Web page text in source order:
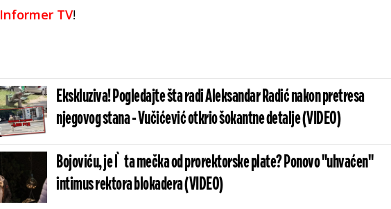
Informer TV!
Ekskluziva! Pogledajte šta radi Aleksandar Radić nakon pretresa
njegovog stana - Vučićević otkrio šokantne detalje (VIDEO)
Bojoviću, je l` ta mečka od prorektorske plate? Ponovo "uhvaćen"
intimus rektora blokadera (VIDEO)